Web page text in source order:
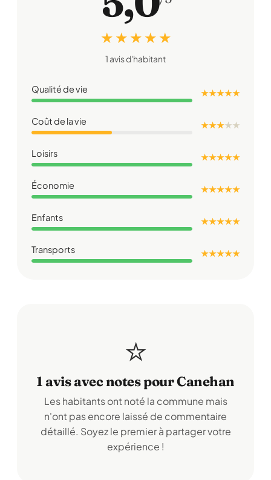
★ ★ ★ ★ ★
1 avis d'habitant
Qualité de vie ★ ★ ★ ★ ★
Coût de la vie ★ ★ ★★★
Loisirs ★ ★ ★ ★ ★
Économie ★ ★ ★ ★ ★
Enfants ★ ★ ★ ★ ★
Transports ★ ★ ★ ★ ★
⭐
1 avis avec notes pour Canehan
Les habitants ont noté la commune mais
n'ont pas encore laissé de commentaire
détaillé. Soyez le premier à partager votre
expérience !